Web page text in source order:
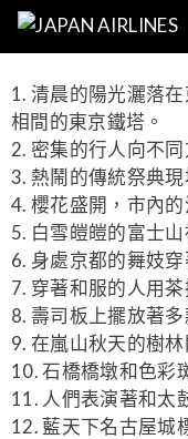
1. 清晨的陽光灑落
相間的東京鐵塔。
2. 密集的行人向不
3. 熱鬧的傳統祭典
4. 櫻花盛開，市內
5. 白雪皚皚的富士
6. 身處京都的舞妓穿
7. 穿著和服的人用
8. 壽司板上擺放著
9. 在嵐山秋天的樹
10. 石橋橋墩和色彩
11. 人們表演著和太
12. 藍天下名古屋城